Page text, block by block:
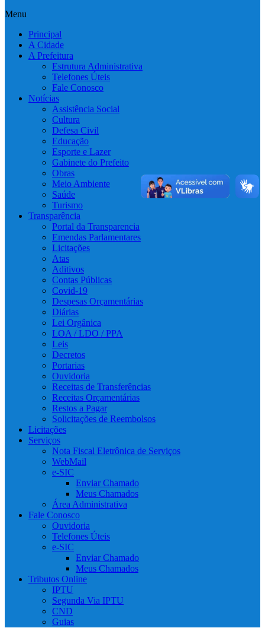
Menu
Principal
A Cidade
A Prefeitura
Estrutura Administrativa
Telefones Úteis
Fale Conosco
Notícias
Assistência Social
Cultura
Defesa Civil
Educação
Esporte e Lazer
Gabinete do Prefeito
Obras
Meio Ambiente
Saúde
Turismo
Transparência
Portal da Transparencia
Emendas Parlamentares
Licitações
Atas
Aditivos
Contas Públicas
Covid-19
Despesas Orçamentárias
Diárias
Lei Orgânica
LOA / LDO / PPA
Leis
Decretos
Portarias
Ouvidoria
Receitas de Transferências
Receitas Orçamentárias
Restos a Pagar
Solicitações de Reembolsos
Licitações
Serviços
Nota Fiscal Eletrônica de Serviços
WebMail
e-SIC
Enviar Chamado
Meus Chamados
Área Administrativa
Fale Conosco
Ouvidoria
Telefones Úteis
e-SIC
Enviar Chamado
Meus Chamados
Tributos Online
IPTU
Segunda Via IPTU
CND
Guias